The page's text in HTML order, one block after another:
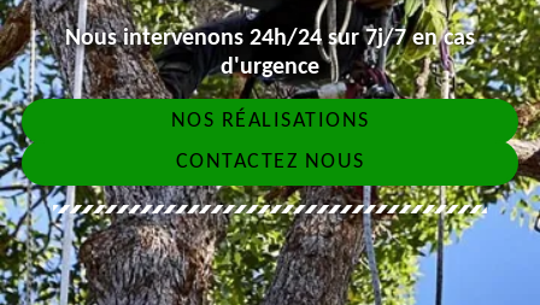
Nous intervenons 24h/24 sur 7j/7 en cas
d'urgence
NOS RÉALISATIONS
CONTACTEZ NOUS